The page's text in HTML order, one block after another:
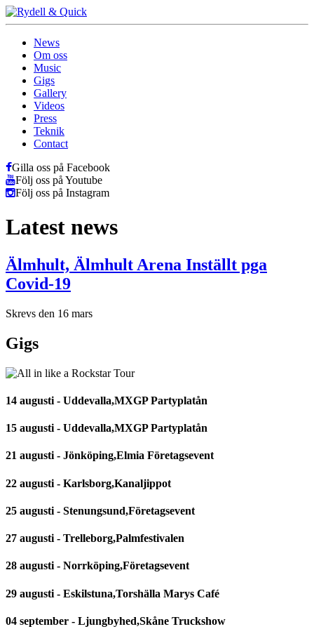
News
Om oss
Music
Gigs
Gallery
Videos
Press
Teknik
Contact
Gilla oss på Facebook
Följ oss på Youtube
Följ oss på Instagram
Latest news
Älmhult, Älmhult Arena Inställt pga
Covid-19
Skrevs den 16 mars
Gigs
14 augusti - Uddevalla,MXGP Partyplatån
15 augusti - Uddevalla,MXGP Partyplatån
21 augusti - Jönköping,Elmia Företagsevent
22 augusti - Karlsborg,Kanaljippot
25 augusti - Stenungsund,Företagsevent
27 augusti - Trelleborg,Palmfestivalen
28 augusti - Norrköping,Företagsevent
29 augusti - Eskilstuna,Torshälla Marys Café
04 september - Ljungbyhed,Skåne Truckshow